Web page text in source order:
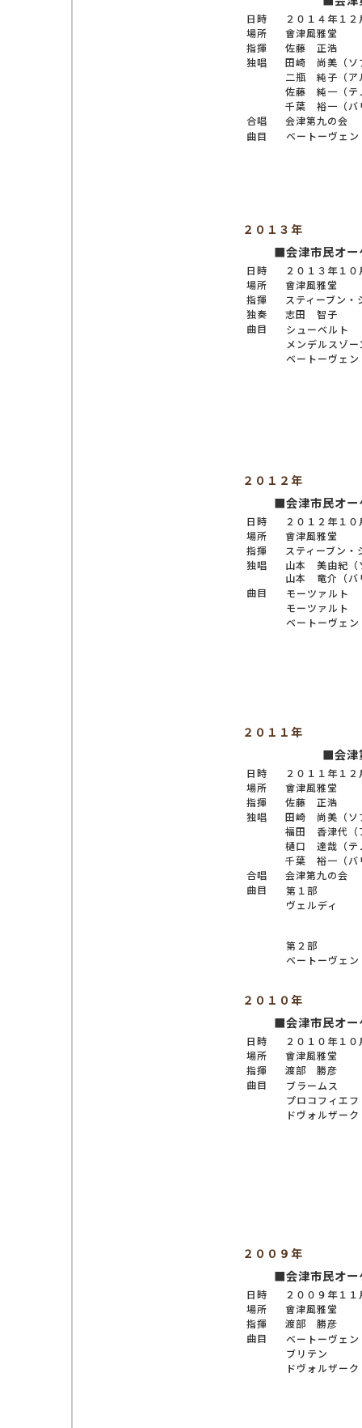
日時
２０１４年１
場所
會津風雅堂
指揮
佐藤 正浩
独唱
田崎 尚美（ソ
二瓶 純子（ア
佐藤 純一（テ
千葉 裕一（バ
合唱
会津第九の会
曲目
ベートーヴェン
２０１３年
■会津市民オー
日時
２０１３年１
場所
會津風雅堂
指揮
スティーブン・
独奏
志田 智子
曲目
シューベルト
メンデルスゾー
ベートーヴェン
２０１２年
■会津市民オー
日時
２０１２年１
場所
會津風雅堂
指揮
スティーブン・
独唱
山本 美由紀（
山本 竜介（バ
曲目
モーツァルト
モーツァルト
ベートーヴェン
２０１１年
■会津
日時
２０１１年１
場所
會津風雅堂
指揮
佐藤 正浩
独唱
田崎 尚美（ソ
福田 香津代（
樋口 達哉（テ
千葉 裕一（バ
合唱
会津第九の会
曲目
第１部
ヴェルディ
第２部
ベートーヴェン
２０１０年
■会津市民オー
日時
２０１０年１
場所
會津風雅堂
指揮
渡部 勝彦
曲目
ブラームス
プロコフィエフ
ドヴォルザーク
２００９年
■会津市民オー
日時
２００９年１
場所
會津風雅堂
指揮
渡部 勝彦
曲目
ベートーヴェン
ブリテン
ドヴォルザーク